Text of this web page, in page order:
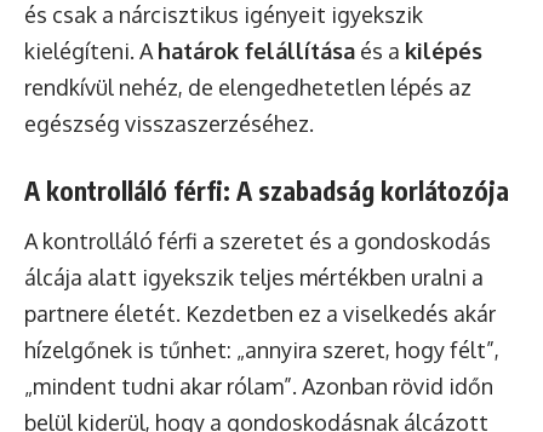
és csak a nárcisztikus igényeit igyekszik
kielégíteni. A határok felállítása és a kilépés
rendkívül nehéz, de elengedhetetlen lépés az
egészség visszaszerzéséhez.
A kontrolláló férfi: A szabadság korlátozója
A kontrolláló férfi a szeretet és a gondoskodás
álcája alatt igyekszik teljes mértékben uralni a
partnere életét. Kezdetben ez a viselkedés akár
hízelgőnek is tűnhet: „annyira szeret, hogy félt”,
„mindent tudni akar rólam”. Azonban rövid időn
belül kiderül, hogy a gondoskodásnak álcázott